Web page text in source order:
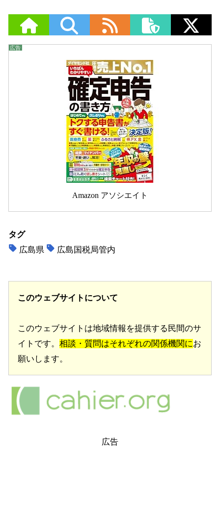
Amazon アソシエイト
タグ
広島県
広島国税局管内
このウェブサイトについて
このウェブサイトは地域情報を提供する民間のサ
イトです。 相談・質問はそれぞれの関係機関にお
願いします。